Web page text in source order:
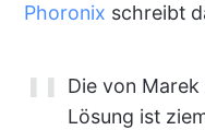
Phoronix schreibt
Die von
Lösung ist